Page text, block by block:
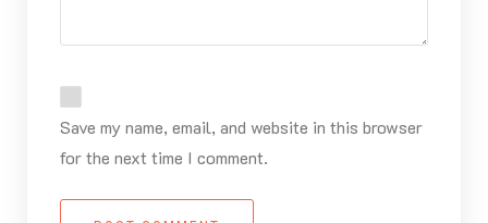
Save my name, email, and website in this browser
for the next time I comment.